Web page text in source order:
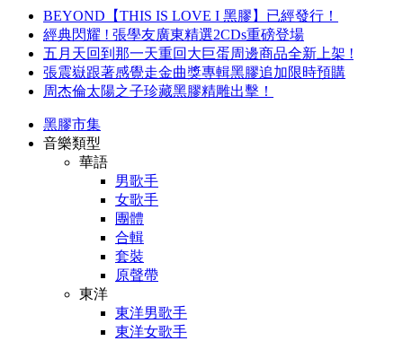
BEYOND【THIS IS LOVE I 黑膠】已經發行！
經典閃耀 ! 張學友廣東精選2CDs重磅登場
五月天回到那一天重回大巨蛋周邊商品全新上架 !
張震嶽跟著感覺走金曲獎專輯黑膠追加限時預購
周杰倫太陽之子珍藏黑膠精雕出擊！
黑膠市集
音樂類型
華語
男歌手
女歌手
團體
合輯
套裝
原聲帶
東洋
東洋男歌手
東洋女歌手